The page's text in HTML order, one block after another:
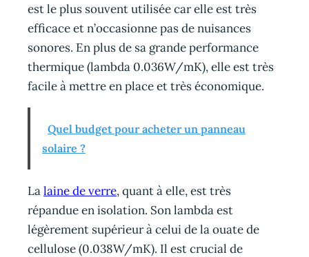
est le plus souvent utilisée car elle est très
efficace et n’occasionne pas de nuisances
sonores. En plus de sa grande performance
thermique (lambda 0.036W/mK), elle est très
facile à mettre en place et très économique.
Quel budget pour acheter un panneau
solaire ?
Lalaine de verre, quant à elle, est très
répandue en isolation. Son lambda est
légèrement supérieur à celui de la ouate de
cellulose (0.038W/mK). Il est crucial de